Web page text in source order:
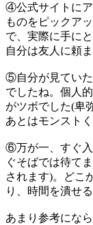
④公式サイトに
ものをピックア
で、実際に手に
自分は友人に頼
⑤自分が見てい
でしたね。個人
がツボでした(卑
あとはモンスト
⑥万が一、すぐ
ぐそばでは待て
されます)。どこ
り、時間を潰せ
あまり参考にな